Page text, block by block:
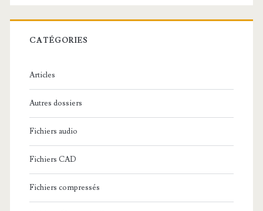
r
c
:
CATÉGORIES
Articles
Autres dossiers
Fichiers audio
Fichiers CAD
Fichiers compressés